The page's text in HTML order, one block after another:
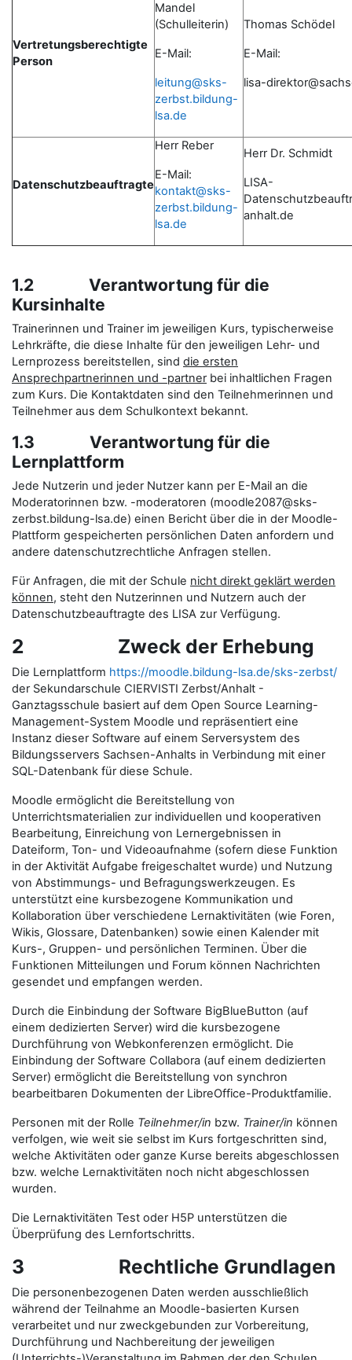
Vertretungsberechtigte
Person
Mandel
(Schulleiterin)
E-Mail:
leitung@sks-
zerbst.bildung-
lsa.de
Thomas Schödel
E-Mail:
lisa-
Datenschutzbeauftragte
Herr Reber
E-Mail:
kontakt@sks-
zerbst.bildung-
lsa.de
Herr Dr. Schmidt
LISA-
anhalt.de
1.2 Verantwortung für die
Kursinhalte
Trainerinnen und Trainer im jeweiligen Kurs, typischerweise
Lehrkräfte, die diese Inhalte für den jeweiligen Lehr- und
Lernprozess bereitstellen, sind die ersten
Ansprechpartnerinnen und -partnerbei inhaltlichen Fragen
zum Kurs. Die Kontaktdaten sind den Teilnehmerinnen und
Teilnehmer aus dem Schulkontext bekannt.
1.3 Verantwortung für die
Lernplattform
Jede Nutzerin und jeder Nutzer kann per E-Mail an die
Moderatorinnen bzw. -moderatoren (moodle2087@sks-
zerbst.bildung-lsa.de) einen Bericht über die in der Moodle-
Plattform gespeicherten persönlichen Daten anfordern und
andere datenschutzrechtliche Anfragen stellen.
Für Anfragen, die mit der Schule nicht direkt geklärt werden
können, steht den Nutzerinnen und Nutzern auch der
Datenschutzbeauftragte des LISA zur Verfügung.
2 Zweck der Erhebung
Die Lernplattform https://moodle.bildung-lsa.de/sks-zerbst/
der Sekundarschule CIERVISTI Zerbst/Anhalt -
Ganztagsschule basiert auf dem Open Source Learning-
Management-System Moodle und repräsentiert eine
Instanz dieser Software auf einem Serversystem des
Bildungsservers Sachsen-Anhalts in Verbindung mit einer
SQL-Datenbank für diese Schule.
Moodle ermöglicht die Bereitstellung von
Unterrichtsmaterialien zur individuellen und kooperativen
Bearbeitung, Einreichung von Lernergebnissen in
Dateiform, Ton- und Videoaufnahme (sofern diese Funktion
in der Aktivität Aufgabe freigeschaltet wurde) und Nutzung
von Abstimmungs- und Befragungswerkzeugen. Es
unterstützt eine kursbezogene Kommunikation und
Kollaboration über verschiedene Lernaktivitäten (wie Foren,
Wikis, Glossare, Datenbanken) sowie einen Kalender mit
Kurs-, Gruppen- und persönlichen Terminen. Über die
Funktionen Mitteilungen und Forum können Nachrichten
gesendet und empfangen werden.
Durch die Einbindung der Software BigBlueButton (auf
einem dedizierten Server) wird die kursbezogene
Durchführung von Webkonferenzen ermöglicht. Die
Einbindung der Software Collabora (auf einem dedizierten
Server) ermöglicht die Bereitstellung von synchron
bearbeitbaren Dokumenten der LibreOffice-Produktfamilie.
Personen mit der Rolle Teilnehmer/in bzw. Trainer/in können
verfolgen, wie weit sie selbst im Kurs fortgeschritten sind,
welche Aktivitäten oder ganze Kurse bereits abgeschlossen
bzw. welche Lernaktivitäten noch nicht abgeschlossen
wurden.
Die Lernaktivitäten Test oder H5P unterstützen die
Überprüfung des Lernfortschritts.
3 Rechtliche Grundlagen
Die personenbezogenen Daten werden ausschließlich
während der Teilnahme an Moodle-basierten Kursen
verarbeitet und nur zweckgebunden zur Vorbereitung,
Durchführung und Nachbereitung der jeweiligen